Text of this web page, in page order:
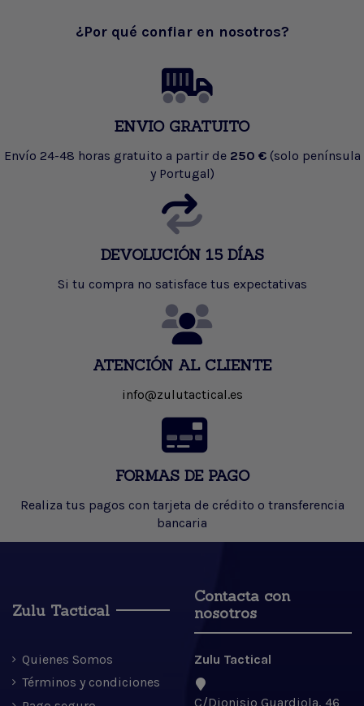
¿Por qué confiar en nosotros?
ENVIO GRATUITO
Envío 24-48 horas gratuito a partir de 250 € (solo península
y Portugal)
DEVOLUCIÓN 15 DÍAS
Si tu compra no satisface tus expectativas
ATENCIÓN AL CLIENTE
info@zulutactical.es
FORMAS DE PAGO
Realiza tus pagos con tarjeta de crédito o transferencia
bancaria
Zulu Tactical
Quienes Somos
Términos y condiciones
Contacta con
nosotros
Zulu Tactical
C/Dionisio Guardiola, 46